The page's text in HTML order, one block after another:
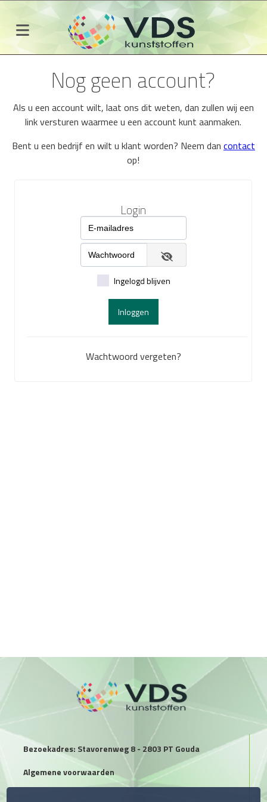
Nog geen account?
Als u een account wilt, laat ons dit weten, dan zullen wij een
link versturen waarmee u een account kunt aanmaken.
Bent u een bedrijf en wilt u klant worden? Neem dan contact
op!
Login
Ingelogd blijven
Inloggen
Wachtwoord vergeten?
Bezoekadres: Stavorenweg 8 - 2803 PT Gouda
Algemene voorwaarden